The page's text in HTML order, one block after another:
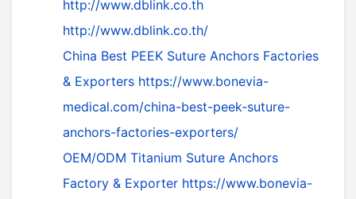
http://www.dblink.co.th
http://www.dblink.co.th/
China Best PEEK Suture Anchors Factories
& Exporters https://www.bonevia-
medical.com/china-best-peek-suture-
anchors-factories-exporters/
OEM/ODM Titanium Suture Anchors
Factory & Exporter https://www.bonevia-